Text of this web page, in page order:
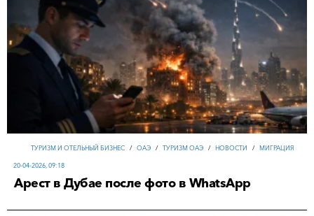
ТУРИЗМ И ОТЕЛЬНЫЙ БИЗНЕС / ОАЭ / ТУРИЗМ ОАЭ / НОВОСТИ / МИГРАЦИЯ
20-04-2026, 09:18
Арест в Дубае после фото в WhatsApp